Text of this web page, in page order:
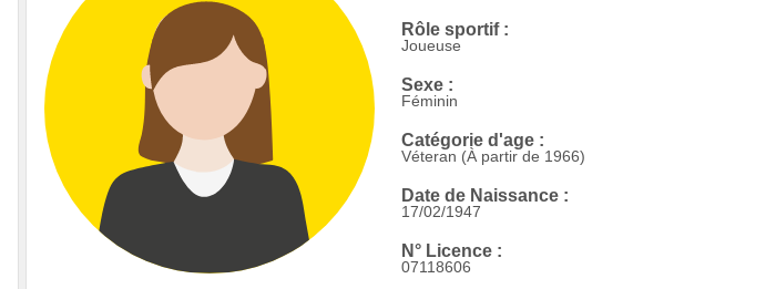
Rôle sportif :
Joueuse
Sexe :
Féminin
Catégorie d'age :
Véteran (À partir de 1966)
Date de Naissance :
17/02/1947
N° Licence :
07118606